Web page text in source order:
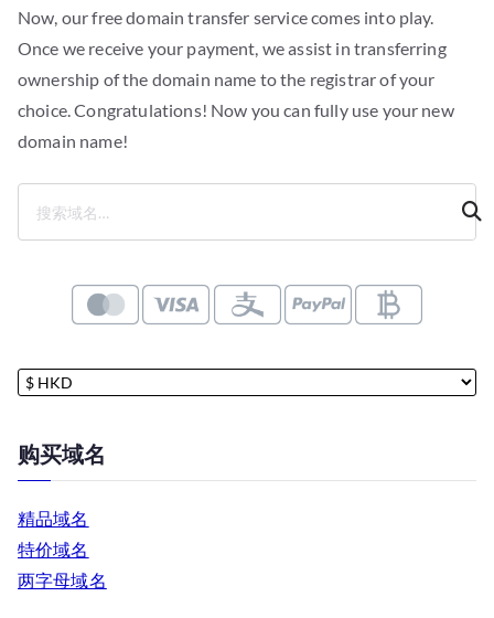
Now, our free domain transfer service comes into play.
Once we receive your payment, we assist in transferring
ownership of the domain name to the registrar of your
choice. Congratulations! Now you can fully use your new
domain name!
购买域名
精品域名
特价域名
两字母域名